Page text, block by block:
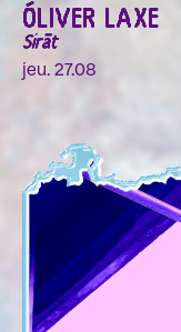
ÓLIVER LAXE
Sirāt
jeu. 27.08